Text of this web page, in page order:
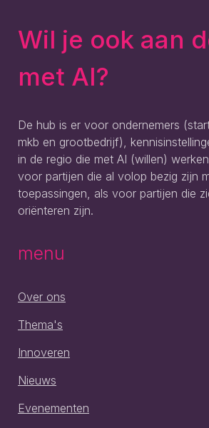
Wil je ook aan
met AI?
De hub is er voor ondernemers
mkb en grootbedrijf),
in de regio die met AI (willen)
voor partijen die al volop bezig zijn
toepassingen, als voor partijen die
oriënteren zijn.
menu
Over ons
Thema's
Innoveren
Nieuws
Evenementen